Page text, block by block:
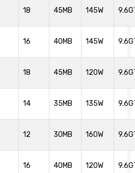
18 45MB 145W
16 40MB 145W
18 45MB 120W
14 35MB 135W
12 30MB 160W
16 40MB 120W